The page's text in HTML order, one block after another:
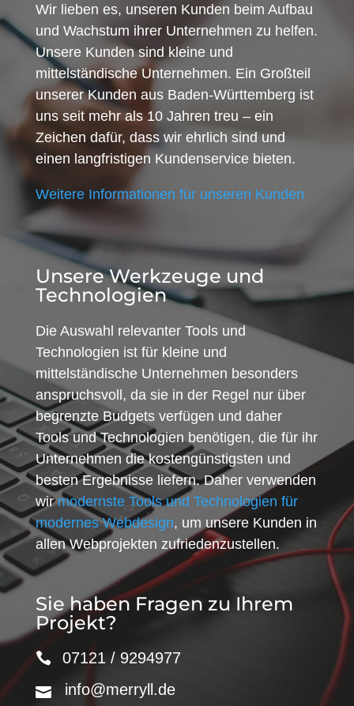
Wir lieben es, unseren Kunden beim Aufbau
und Wachstum ihrer Unternehmen zu helfen.
Unsere Kunden sind kleine und
mittelständische Unternehmen. Ein Großteil
unserer Kunden aus Baden-Württemberg ist
uns seit mehr als 10 Jahren treu – ein
Zeichen dafür, dass wir ehrlich sind und
einen langfristigen Kundenservice bieten.
Weitere Informationen für unseren Kunden
Unsere Werkzeuge und
Technologien
Die Auswahl relevanter Tools und
Technologien ist für kleine und
mittelständische Unternehmen besonders
anspruchsvoll, da sie in der Regel nur über
begrenzte Budgets verfügen und daher
Tools und Technologien benötigen, die für ihr
Unternehmen die kostengünstigsten und
besten Ergebnisse liefern. Daher verwenden
wirmodernste Tools und Technologien für
modernes Webdesign, um unsere Kunden in
allen Webprojekten zufriedenzustellen.
Sie haben Fragen zu Ihrem
Projekt?
07121 / 9294977
info@merryll.de